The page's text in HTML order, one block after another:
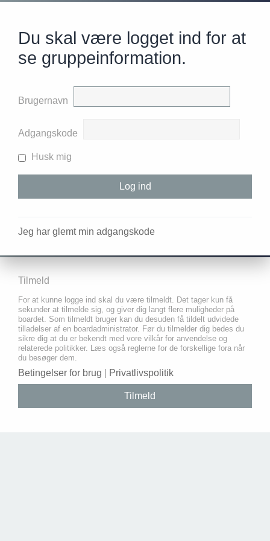
Du skal være logget ind for at
se gruppeinformation.
Brugernavn
Adgangskode
Husk mig
Jeg har glemt min adgangskode
Tilmeld
For at kunne logge ind skal du være tilmeldt. Det tager kun få
sekunder at tilmelde sig, og giver dig langt flere muligheder på
boardet. Som tilmeldt bruger kan du desuden få tildelt udvidede
tilladelser af en boardadministrator. Før du tilmelder dig bedes du
sikre dig at du er bekendt med vore vilkår for anvendelse og
relaterede politikker. Læs også reglerne for de forskellige fora når
du besøger dem.
Betingelser for brug Privatlivspolitik
Tilmeld